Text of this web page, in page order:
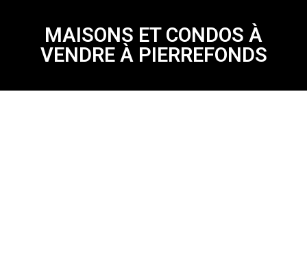
MAISONS ET CONDOS À
VENDRE À PIERREFONDS